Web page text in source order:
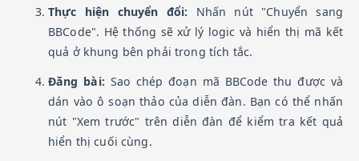
Thực hiện chuyển đổi: Nhấn nút "Chuyển sang
BBCode". Hệ thống sẽ xử lý logic và hiển thị mã kết
quả ở khung bên phải trong tích tắc.
Đăng bài: Sao chép đoạn mã BBCode thu được và
dán vào ô soạn thảo của diễn đàn. Bạn có thể nhấn
nút "Xem trước" trên diễn đàn để kiểm tra kết quả
hiển thị cuối cùng.